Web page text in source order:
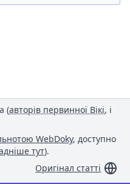
(авторів первинної Вікі, і
WebDoky, доступно
тут).
Оригінал статті